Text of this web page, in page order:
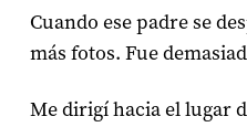
Cuando ese padre se
más fotos. Fue
Me dirigí hacia el lugar